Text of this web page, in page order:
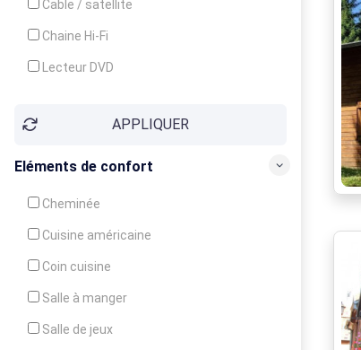
Cable / satellite
Chaine Hi-Fi
Lecteur DVD
APPLIQUER
Eléments de confort
Cheminée
Cuisine américaine
Coin cuisine
Salle à manger
Salle de jeux